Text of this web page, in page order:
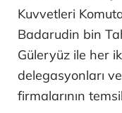
Kuvvetleri
Badarudin bin
Güleryüz ile her
delegasyonları
firmalarının